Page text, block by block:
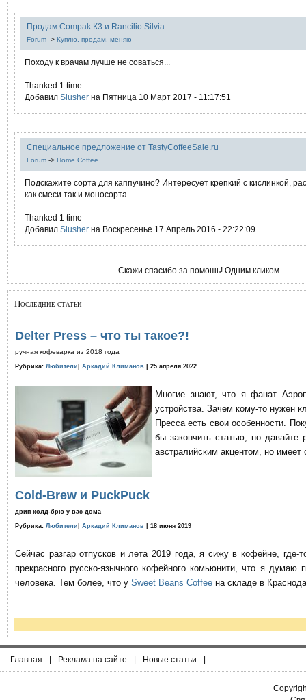
Продам Compak К3 и Rancilio Silvia
Forum -> Куплю, продам, меняю
Походу к врачам лучше не соваться...
Thanked 1 time
Добавил Slusher на Пятница 10 Март 2017 - 11:17:51
Специальное предложение от TastyCoffeeSale.ru
Forum -> Home Coffee
Подскажите сорта для каппучино? Интересует крепкий с кислинкой,
как смеси так и моносорта...
Thanked 1 time
Добавил Slusher на Воскресенье 17 Апрель 2016 - 22:22:09
Скажи спасибо за помошь! Одним кликом.
Последние статьи
Delter Press – что ты такое?!
ручная кофеварка из 2018 года
Рубрика: Любители Аркадий Климанов | 25 апреля 2022
Многие знают, что я фанат
устройства. Зачем кому-то нужен
Пресса есть свои особенности.
бы закончить статью, но давайте
австралийским акцентом, но имеет
Cold-Brew и PuckPuck
дрип колд-брю у вас дома
Рубрика: Любители Аркадий Климанов | 18 июня 2019
Сейчас разгар отпусков и лета 2019 года, я сижу в кофейне,
прекрасного русско-язычного кофейного комьюнити, что я
человека. Тем более, что у Sweet Beans Coffee на складе в
Главная | Реклама на сайте | Новые статьи |